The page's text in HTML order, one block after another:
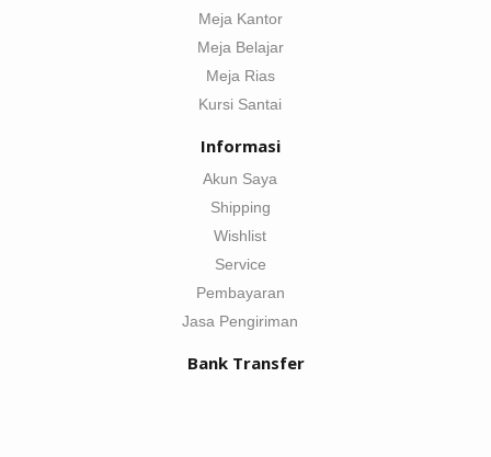
Meja Kantor
Meja Belajar
Meja Rias
Kursi Santai
Informasi
Akun Saya
Shipping
Wishlist
Service
Pembayaran
Jasa Pengiriman
Bank Transfer